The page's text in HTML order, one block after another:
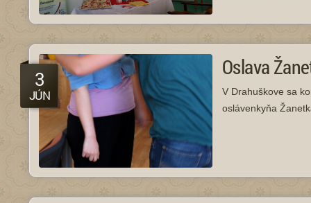
3
JÚN
Oslava
V Drahuškove sa
oslávenkyňa